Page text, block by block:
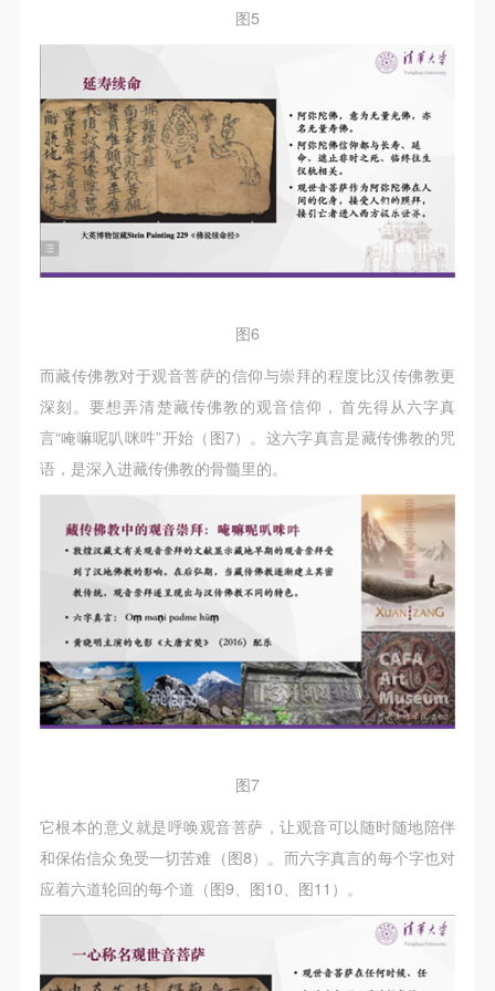
图5
图6
而藏传佛教对于观音菩萨的信仰与崇拜的程度比汉传佛教更
深刻。要想弄清楚藏传佛教的观音信仰，首先得从六字真
言“唵嘛呢叭咪吽”开始（图7）。这六字真言是藏传佛教的咒
语，是深入进藏传佛教的骨髓里的。
图7
它根本的意义就是呼唤观音菩萨，让观音可以随时随地陪伴
和保佑信众免受一切苦难（图8）。而六字真言的每个字也对
应着六道轮回的每个道（图9、图10、图11）。